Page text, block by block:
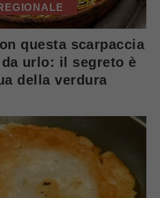
questa scarpaccia
urlo: il segreto è
della verdura